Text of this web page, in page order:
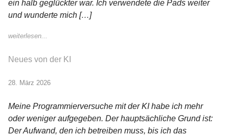
ein halb geglückter war. Ich verwendete die Pads weiter
und wunderte mich […]
weiterlesen...
Neues von der KI
28. März 2026
Meine Programmierversuche mit der KI habe ich mehr
oder weniger aufgegeben. Der hauptsächliche Grund ist:
Der Aufwand, den ich betreiben muss, bis ich das